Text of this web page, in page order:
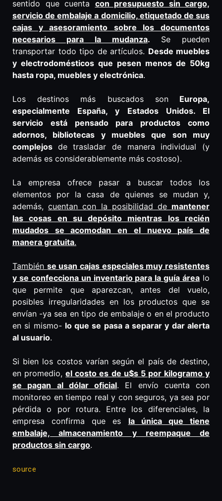
sentido que cuenta con presupuesto sin cargo,
servicio de embalaje a domicilio, etiquetado de sus
cajas y asesoramiento sobre los documentos
necesarios para la mudanza. Se pueden
transportar todo tipo de artículos. Desde muebles
y electrodomésticos que pesen menos de 50kg
hasta ropa, muebles y electrónica.
Los destinos más buscados sonEuropa,
especialmente España, y Estados Unidos. El
servicio está pensado para productos como
adornos, bibliotecas y muebles que son muy
complejos de trasladar de manera individual (y
además es considerablemente más costoso).
La empresa ofrece pasar a buscar todos los
elementos por la casa de quienes se mudan y,
además,cuentan con la posibilidad de mantener
las cosas en su depósito mientras los recién
mudados se acomodan en el nuevo país de
manera gratuita.
También se usan cajas especiales muy resistentes
y se confecciona un inventario para la guía área lo
que permite que aparezcan, antes del vuelo,
posibles irregularidades en los productos que se
envían -ya sea en tipo de embalaje o en el producto
en si mismo- lo que se pasa a separar y dar alerta
al usuario.
Si bien los costos varían según el país de destino,
en promedio,el costo es de u$s 5 por kilogramo y
se pagan al dólar oficial. El envío cuenta con
monitoreo en tiempo real y con seguros, ya sea por
pérdida o por rotura. Entre los diferenciales, la
empresa confirma que es la única que tiene
embalaje, almacenamiento y reempaque de
productos sin cargo.
source